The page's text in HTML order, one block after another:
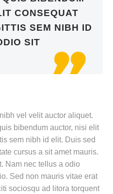
CONSEQUAT
SEM NIBH ID
SIT

vel velit auctor aliquet.
bibendum auctor, nisi elit
sem nibh id elit. Duis sed
cursus a sit amet mauris.
Nam nec tellus a odio
Sed non mauris vitae erat
sociosqu ad litora torquent